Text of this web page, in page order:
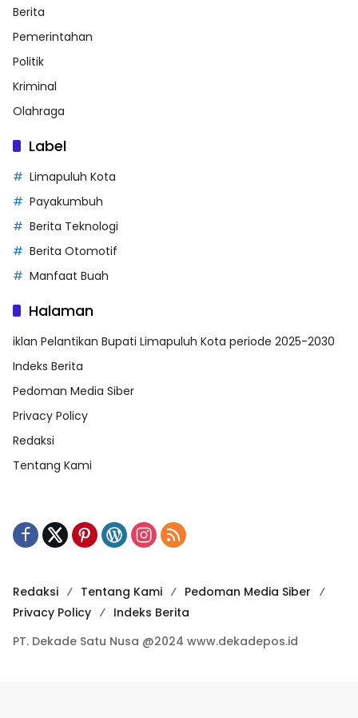
Berita
Pemerintahan
Politik
Kriminal
Olahraga
Label
Limapuluh Kota
Payakumbuh
Berita Teknologi
Berita Otomotif
Manfaat Buah
Halaman
iklan Pelantikan Bupati Limapuluh Kota periode 2025-2030
Indeks Berita
Pedoman Media Siber
Privacy Policy
Redaksi
Tentang Kami
Redaksi Tentang Kami
Pedoman Media Siber
Privacy Policy
Indeks Berita
PT. Dekade Satu Nusa @2024 www.dekadepos.id